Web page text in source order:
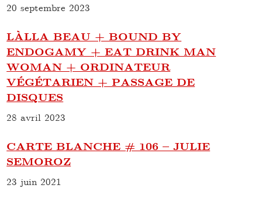
20 septembre 2023
LÀLLA BEAU + BOUND BY
ENDOGAMY + EAT DRINK MAN
WOMAN + ORDINATEUR
VÉGÉTARIEN + PASSAGE DE
DISQUES
28 avril 2023
CARTE BLANCHE # 106 – JULIE
SEMOROZ
23 juin 2021